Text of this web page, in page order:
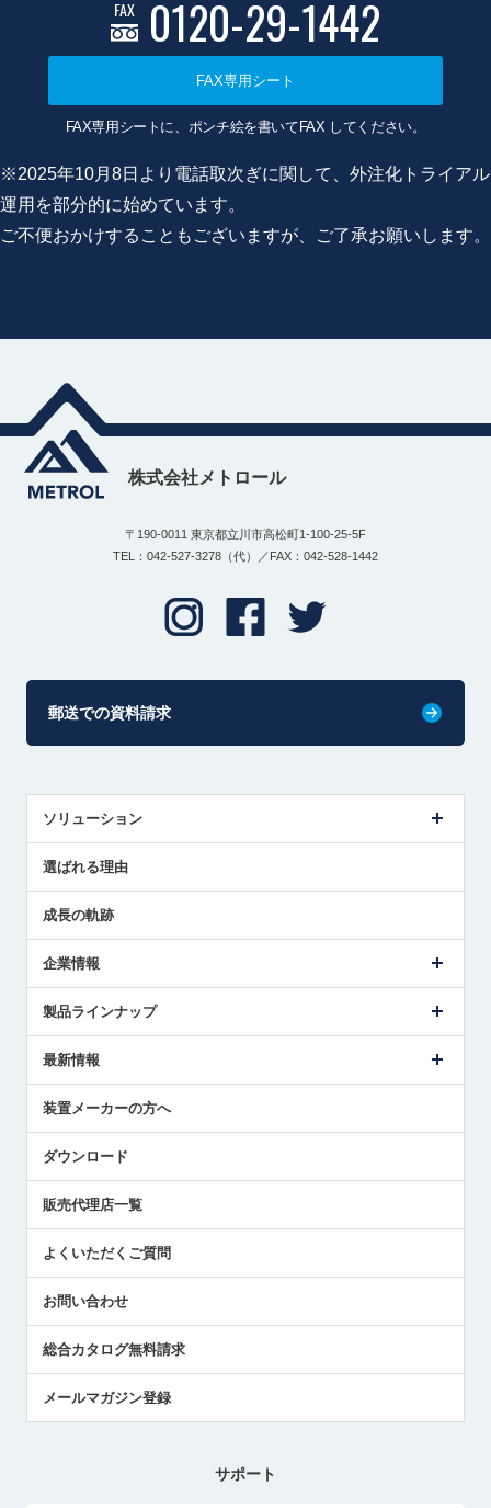
FAX 0120-29-1442
FAX専用シート
FAX専用シートに、ポンチ絵を書いてFAX してください。
※2025年10月8日より電話取次ぎに関して、外注化トライアル
運用を部分的に始めています。
ご不便おかけすることもございますが、ご了承お願いします。
株式会社メトロール
〒190-0011 東京都立川市高松町1-100-25-5F
TEL：042-527-3278（代）／FAX：042-528-1442
郵送での資料請求
ソリューション
解決策提案
選ばれる理由
成長の軌跡
企業情報
ごあいさつ
受賞履歴
採用情報
国/地域/言語
製品ラインナップ
ツールセッタ製品
エアマイクロセンサ製品
最新情報
メトロールの技術
社員ブログ
中小企業のBCP地震対策
センサのテクニカルガイド
社長ブログ
装置メーカーの方へ
ダウンロード
販売代理店一覧
よくいただくご質問
お問い合わせ
総合カタログ無料請求
メールマガジン登録
サポート